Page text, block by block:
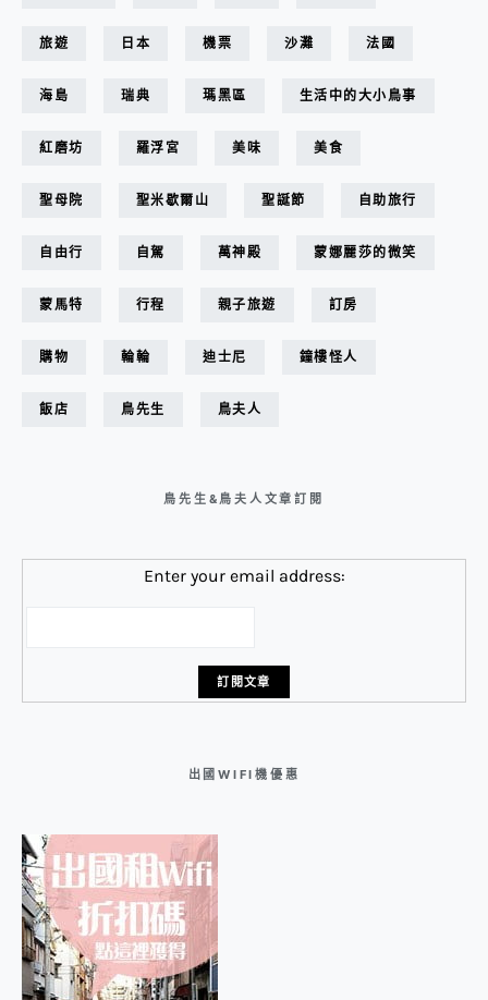
旅遊 日本 機票 沙灘 法國
海島 瑞典 瑪黑區 生活中的大小鳥事
紅磨坊 羅浮宮 美味 美食
聖母院 聖米歇爾山 聖誕節 自助旅行
自由行 自駕 萬神殿 蒙娜麗莎的微笑
蒙馬特 行程 親子旅遊 訂房
購物 輪輪 迪士尼 鐘樓怪人
飯店 鳥先生 鳥夫人
鳥先生&鳥夫人文章訂閱
Enter your email address:
出國WIFI機優惠